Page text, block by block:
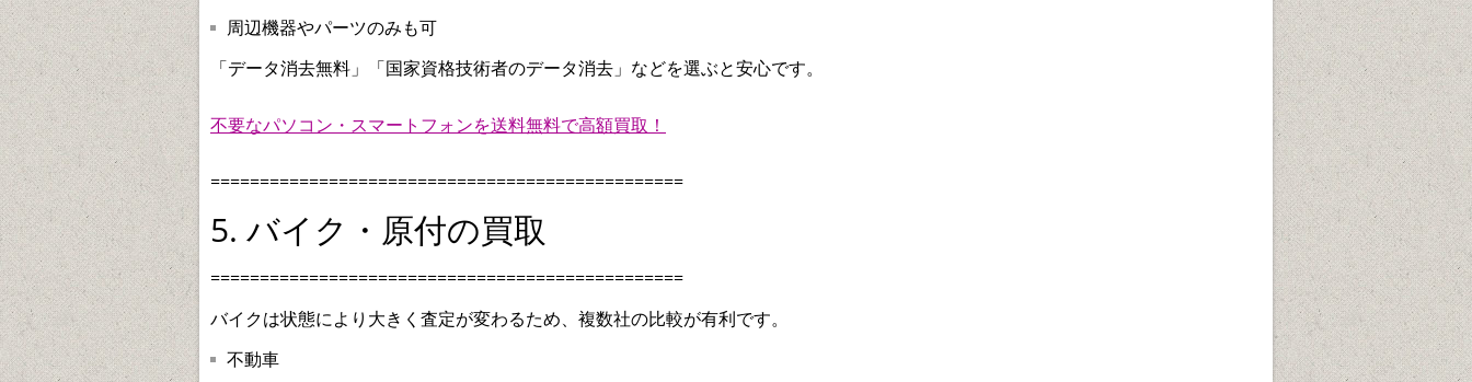
周辺機器やパーツのみも可
「データ消去無料」「国家資格技術者のデータ消去」などを選ぶと安心です。
不要なパソコン・スマートフォンを送料無料で高額買取！
================================================
5. バイク・原付の買取
================================================
バイクは状態により大きく査定が変わるため、複数社の比較が有利です。
不動車